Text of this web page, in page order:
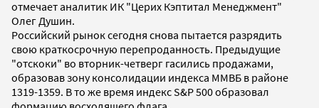
отмечает аналитик ИК "Церих Кэптитал Менеджмент"
Олег Душин.
Российский рынок сегодня снова пытается разрядить
свою краткосрочную перепроданность. Предыдущие
"отскоки" во вторник-четверг гасились продажами,
образовав зону консолидации индекса ММВБ в районе
1319-1359. В то же время индекс S&P 500 образовал